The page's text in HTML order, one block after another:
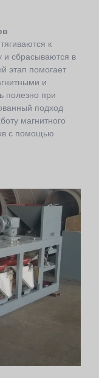
к
и сбрасываются в
этап помогает
и
полезно при
подход
магнитного
с помощью